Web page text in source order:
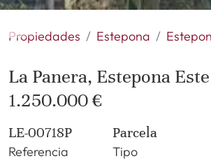
Propiedades Estepona
La Panera, Estepona
1.250.000 €
LE-00718P
Referencia
Parcela
Tipo